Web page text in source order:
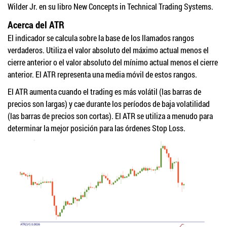
Wilder Jr. en su libro New Concepts in Technical Trading Systems.
Acerca del ATR
El indicador se calcula sobre la base de los llamados rangos
verdaderos. Utiliza el valor absoluto del máximo actual menos el
cierre anterior o el valor absoluto del mínimo actual menos el cierre
anterior. El ATR representa una media móvil de estos rangos.
El ATR aumenta cuando el trading es más volátil (las barras de
precios son largas) y cae durante los períodos de baja volatilidad
(las barras de precios son cortas). El ATR se utiliza a menudo para
determinar la mejor posición para las órdenes Stop Loss.